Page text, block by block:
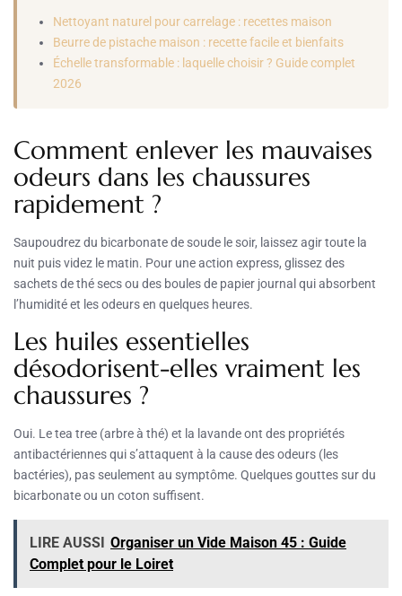
Nettoyant naturel pour carrelage : recettes maison
Beurre de pistache maison : recette facile et bienfaits
Échelle transformable : laquelle choisir ? Guide complet
2026
Comment enlever les mauvaises
odeurs dans les chaussures
rapidement ?
Saupoudrez du bicarbonate de soude le soir, laissez agir toute la
nuit puis videz le matin. Pour une action express, glissez des
sachets de thé secs ou des boules de papier journal qui absorbent
l’humidité et les odeurs en quelques heures.
Les huiles essentielles
désodorisent-elles vraiment les
chaussures ?
Oui. Le tea tree (arbre à thé) et la lavande ont des propriétés
antibactériennes qui s’attaquent à la cause des odeurs (les
bactéries), pas seulement au symptôme. Quelques gouttes sur du
bicarbonate ou un coton suffisent.
LIRE AUSSI Organiser un Vide Maison 45 : Guide
Complet pour le Loiret